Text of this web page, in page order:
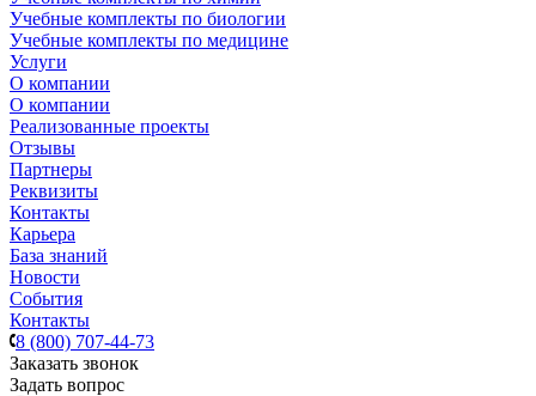
Учебные комплекты по биологии
Учебные комплекты по медицине
Услуги
О компании
О компании
Реализованные проекты
Отзывы
Партнеры
Реквизиты
Контакты
Карьера
База знаний
Новости
События
Контакты
8 (800) 707-44-73
Заказать звонок
Задать вопрос